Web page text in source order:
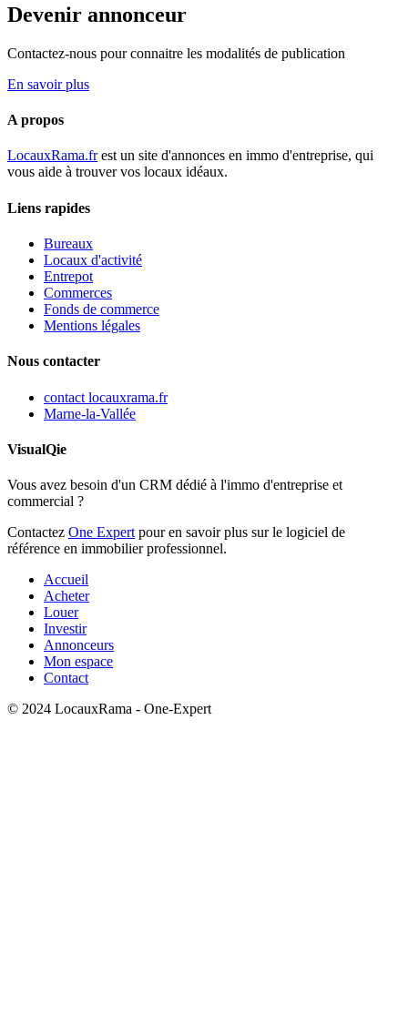
Devenir annonceur
Contactez-nous pour connaitre les modalités de publication
En savoir plus
A propos
LocauxRama.frest un site d'annonces en immo d'entreprise, qui
vous aide à trouver vos locaux idéaux.
Liens rapides
Bureaux
Locaux d'activité
Entrepot
Commerces
Fonds de commerce
Mentions légales
Nous contacter
contact locauxrama.fr
Marne-la-Vallée
VisualQie
Vous avez besoin d'un CRM dédié à l'immo d'entreprise et
commercial ?
Contactez One Expert pour en savoir plus sur le logiciel de
référence en immobilier professionnel.
Accueil
Acheter
Louer
Investir
Annonceurs
Mon espace
Contact
© 2024 LocauxRama - One-Expert